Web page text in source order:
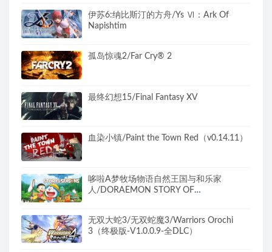
伊苏6:纳比斯汀的方舟/Ys Ⅵ：Ark Of
Napishtim
孤岛惊魂2/Far Cry® 2
最终幻想15/Final Fantasy XV
血染小镇/Paint the Town Red（v0.14.11）
哆啦A梦牧场物语自然王国与和乐家
人/DORAEMON STORY OF
无双大蛇3/无双蛇魔3/Warriors Orochi
3（终极版-V1.0.0.9-全DLC）